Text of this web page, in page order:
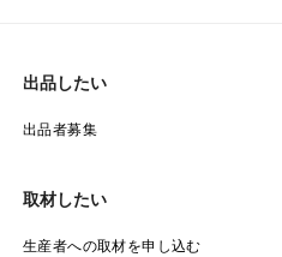
出品したい
出品者募集
取材したい
生産者への取材を申し込む